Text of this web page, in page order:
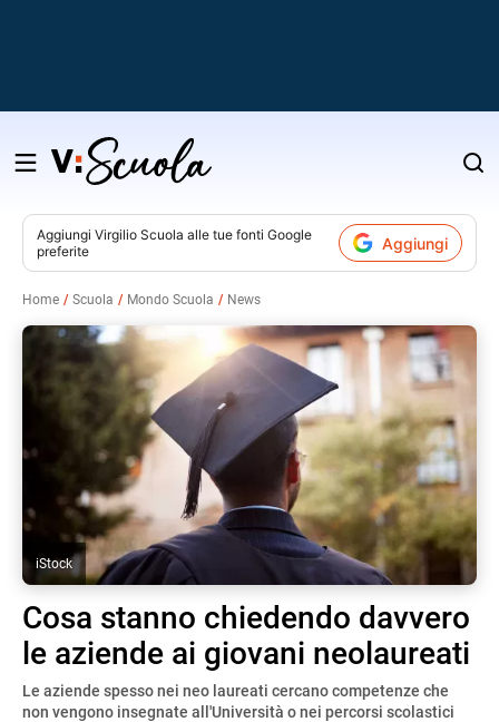
Salta
contenuto
Aggiungi Virgilio Scuola alle tue fonti Google
preferite
Aggiungi
Home Scuola Mondo Scuola News
iStock
Cosa stanno chiedendo davvero
le aziende ai giovani neolaureati
Le aziende spesso nei neo laureati cercano competenze che
non vengono insegnate all'Università o nei percorsi scolastici